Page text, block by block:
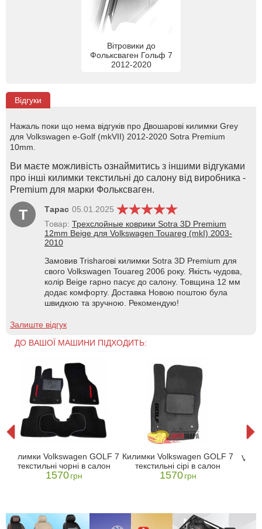
Вітровики до
Фольксваген Гольф 7
2012-2020
Відгуки
Нажаль поки що нема відгуків про Двошарові килимки Grey
для Volkswagen е-Golf (mkVII) 2012-2020 Sotra Premium
10mm.
Ви маєте можливість ознаймитись з іншими відгуками
про інші килимки текстильні до салону від виробника -
Premium для марки Фольксваген.
Т Тарас 05.01.2025
Товар: Трехслойные коврики Sotra 3D Premium
12mm Beige для Volkswagen Touareg (mkI) 2003-
2010
Замовив Trisharові килимки Sotra 3D Premium для
свого Volkswagen Touareg 2006 року. Якість чудова,
колір Beige гарно пасує до салону. Товщина 12 мм
додає комфорту. Доставка Новою поштою була
швидкою та зручною. Рекомендую!
Залиште відгук
ДО ВАШОЇ МАШИНИ ПІДХОДИТЬ:
Килимки Volkswagen GOLF 7
текстильні чорні в салон
1570 грн
Килимки Volkswagen GOLF 7
текстильні сірі в салон
1570 грн